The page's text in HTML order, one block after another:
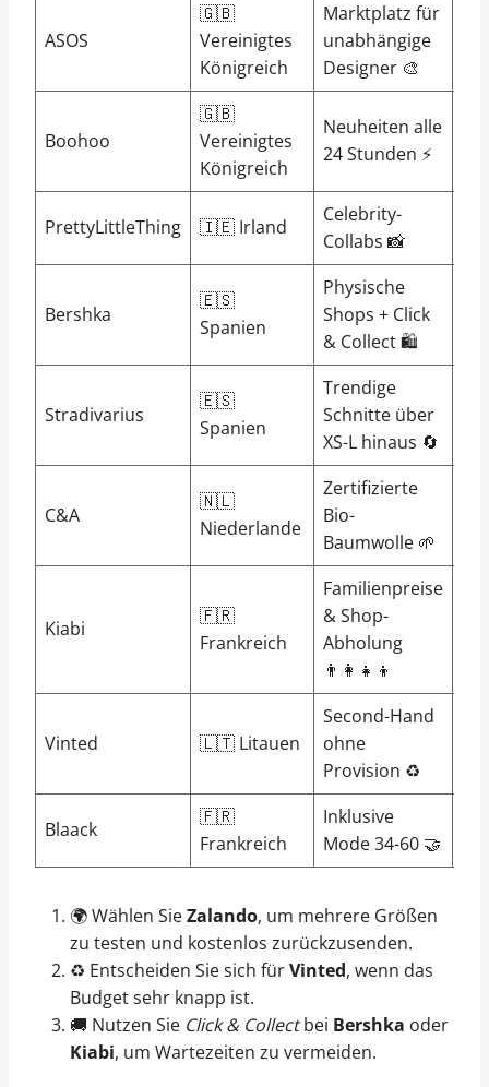
ASOS
🇬🇧
Vereinigtes
Königreich
Marktplatz für
unabhängige
Designer 🎨
Boohoo
🇬🇧
Vereinigtes
Königreich
Neuheiten alle
24 Stunden ⚡
PrettyLittleThing 🇮🇪 Irland
Celebrity-
Collabs 📸
Bershka
🇪🇸
Spanien
Physische
Shops + Click
& Collect 🛍️
Stradivarius
🇪🇸
Spanien
Trendige
Schnitte über
XS-L hinaus 🔄
C&A
🇳🇱
Niederlande
Zertifizierte
Bio-
Baumwolle 🌱
Kiabi
🇫🇷
Frankreich
Familienpreise
& Shop-
Abholung
👨‍👩‍👧‍👦
Vinted 🇱🇹 Litauen
Second-Hand
ohne
Provision ♻️
Blaack
🇫🇷
Frankreich
Inklusive
Mode 34-60 🤝
🌍 Wählen SieZalando, um mehrere Größen
zu testen und kostenlos zurückzusenden.
♻️ Entscheiden Sie sich fürVinted, wenn das
Budget sehr knapp ist.
🚚 Nutzen Sie Click & Collectbei Bershka oder
Kiabi, um Wartezeiten zu vermeiden.